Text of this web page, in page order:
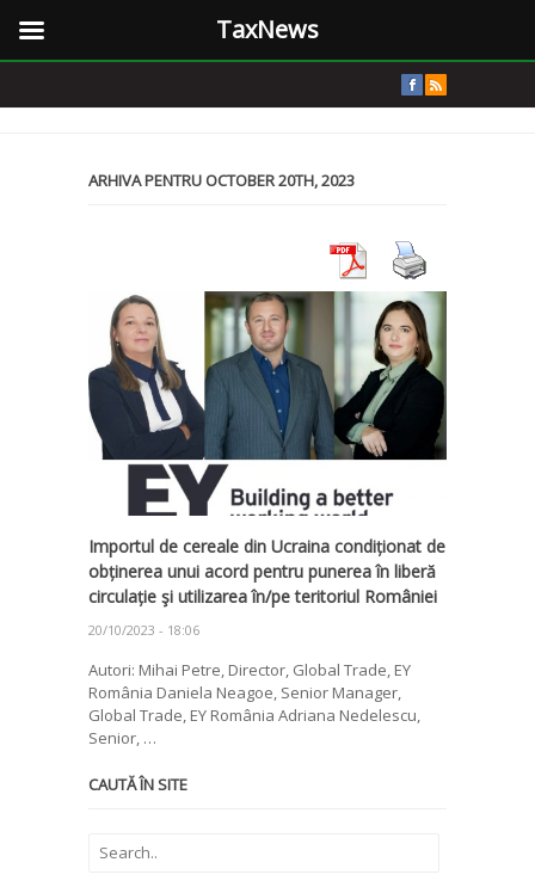
ARHIVA PENTRU OCTOBER 20TH, 2023
Importul de cereale din Ucraina condiționat de
obținerea unui acord pentru punerea în liberă
circulație şi utilizarea în/pe teritoriul României
20/10/2023 - 18:06
Autori: Mihai Petre, Director, Global Trade, EY
România Daniela Neagoe, Senior Manager,
Global Trade, EY România Adriana Nedelescu,
Senior, …
CAUTĂ ÎN SITE
TaxNews